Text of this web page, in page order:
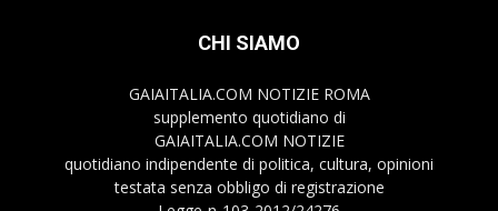
CHI SIAMO
GAIAITALIA.COM NOTIZIE ROMA
supplemento quotidiano di
GAIAITALIA.COM NOTIZIE
quotidiano indipendente di politica, cultura, opinioni
testata senza obbligo di registrazione